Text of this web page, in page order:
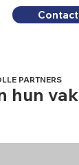
Contact
PARTNERS
hun vak